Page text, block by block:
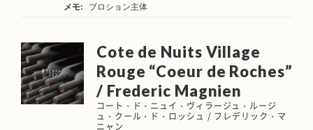
メモ:
ブロション主体
Cote de Nuits Village
Rouge “Coeur de Roches”
/ Frederic Magnien
コート・ド・ニュイ・ヴィラージュ・ルージ
ュ・クール・ド・ロッシュ / フレデリック・マ
ニャン